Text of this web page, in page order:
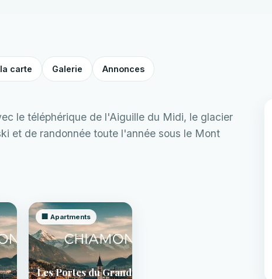
carte Galerie Annonces
le téléphérique de l'Aiguille du Midi, le glacier
et de randonnée toute l'année sous le Mont
🏢 Apartments
Les Portes du Grand